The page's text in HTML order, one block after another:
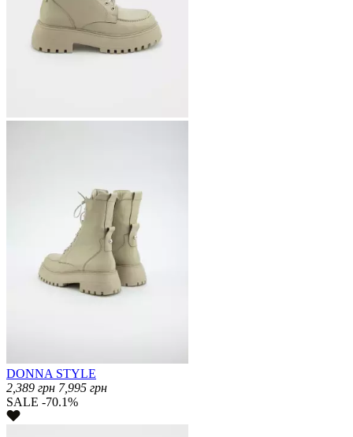
DONNA STYLE
2,389 грн 7,995 грн
SALE -70.1%